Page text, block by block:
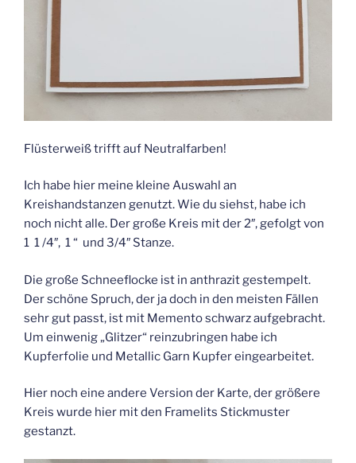
Flüsterweiß trifft auf Neutralfarben!
Ich habe hier meine kleine Auswahl an
Kreishandstanzen genutzt. Wie du siehst, habe ich
noch nicht alle. Der große Kreis mit der 2″, gefolgt von
1 1 /4″, 1 “ und 3/4″ Stanze.
Die große Schneeflocke ist in anthrazit gestempelt.
Der schöne Spruch, der ja doch in den meisten Fällen
sehr gut passt, ist mit Memento schwarz aufgebracht.
Um einwenig „Glitzer“ reinzubringen habe ich
Kupferfolie und Metallic Garn Kupfer eingearbeitet.
Hier noch eine andere Version der Karte, der größere
Kreis wurde hier mit den Framelits Stickmuster
gestanzt.